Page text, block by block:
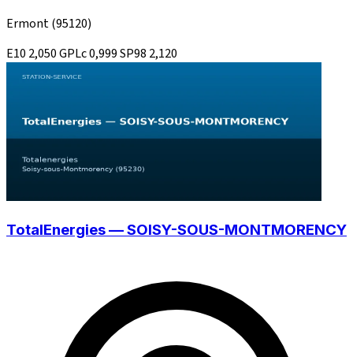
Ermont(95120)
E10 2,050GPLc0,999SP98 2,120
TotalEnergies — SOISY-SOUS-MONTMORENCY